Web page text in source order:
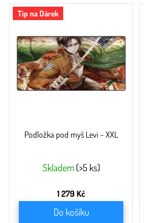
Tip na Dárek
Podložka pod myš Levi - XXL
Skladem (>5 ks)
1 279 Kč
Do košíku